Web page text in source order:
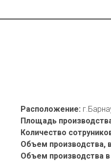
Расположение:
Площадь
Количество
Объем производства,
Объем производства